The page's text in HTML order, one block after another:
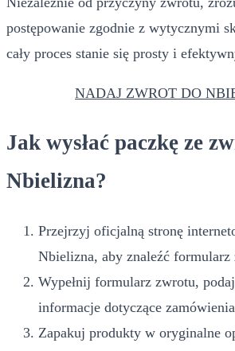
postępowanie zgodnie z wytycznymi
cały proces stanie się prosty i
NADAJ ZWROT DO
Jak wysłać paczkę ze
Nbielizna?
Przejrzyj oficjalną stronę
Nbielizna, aby znaleźć formularz
Wypełnij formularz zwrotu,
informacje dotyczące
Zapakuj produkty w oryginalne